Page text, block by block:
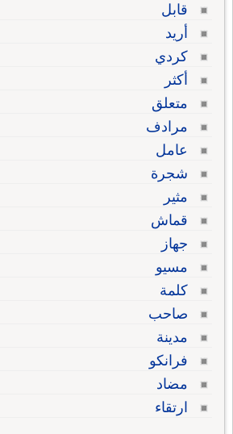
قابل
أريد
كردي
أكثر
متعلق
مرادف
عامل
شجرة
مثير
قماش
جهاز
مسيو
كلمة
صاحب
مدينة
فرانكو
مضاد
ارتقاء